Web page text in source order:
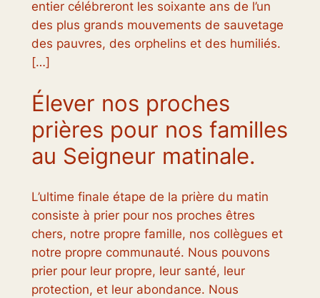
entier célébreront les soixante ans de l’un
des plus grands mouvements de sauvetage
des pauvres, des orphelins et des humiliés.
[…]
Élever nos proches
prières pour nos familles
au Seigneur matinale.
L’ultime finale étape de la prière du matin
consiste à prier pour nos proches êtres
chers, notre propre famille, nos collègues et
notre propre communauté. Nous pouvons
prier pour leur propre, leur santé, leur
protection, et leur abondance. Nous